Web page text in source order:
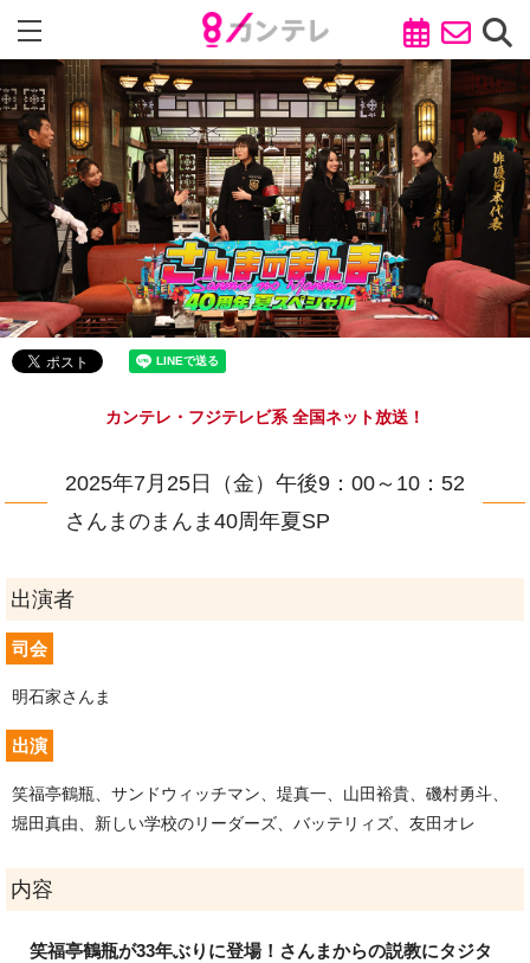
カンテレ・フジテレビ系 全国ネット放送！
2025年7月25日（金）午後9：00～10：52
さんまのまんま40周年夏SP
出演者
司会
明石家さんま
出演
笑福亭鶴瓶、サンドウィッチマン、堤真一、山田裕貴、磯村勇斗、
堀田真由、新しい学校のリーダーズ、バッテリィズ、友田オレ
内容
笑福亭鶴瓶が33年ぶりに登場！さんまからの説教にタジタ